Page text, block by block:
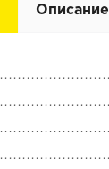
Описание